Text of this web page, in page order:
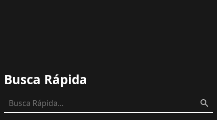
Busca Rápida